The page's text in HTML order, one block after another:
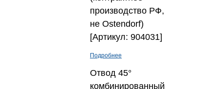
производство РФ,
не Ostendorf)
[Артикул: 904031]
Подробнее
Отвод 45°
комбинированный